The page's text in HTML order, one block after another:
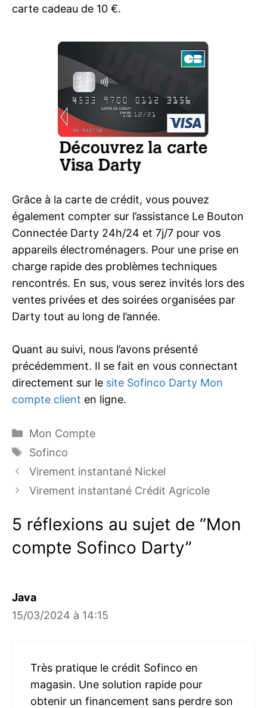
carte cadeau de 10 €.
Grâce à la carte de crédit, vous pouvez
également compter sur l’assistance Le Bouton
Connectée Darty 24h/24 et 7j/7 pour vos
appareils électroménagers. Pour une prise en
charge rapide des problèmes techniques
rencontrés. En sus, vous serez invités lors des
ventes privées et des soirées organisées par
Darty tout au long de l’année.
Quant au suivi, nous l’avons présenté
précédemment. Il se fait en vous connectant
directement sur le site Sofinco Darty Mon
compte client en ligne.
Catégories
Mon Compte
Étiquettes
Sofinco
Virement instantané Nickel
Virement instantané Crédit Agricole
5 réflexions au sujet de “Mon
compte Sofinco Darty”
Java
15/03/2024 à 14:15
Très pratique le crédit Sofinco en
magasin. Une solution rapide pour
obtenir un financement sans perdre son